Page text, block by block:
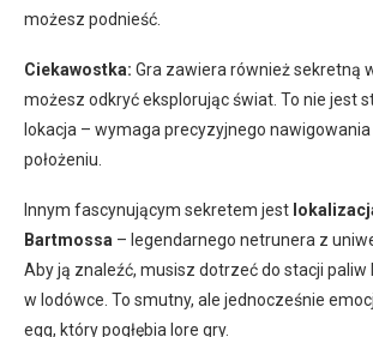
możesz podnieść.
Ciekawostka: Gra zawiera również sekretną
możesz odkryć eksplorując świat. To nie jest
lokacja – wymaga precyzyjnego nawigowania
położeniu.
Innym fascynującym sekretem jest
Bartmossa – legendarnego netrunera z
Aby ją znaleźć, musisz dotrzeć do stacji paliw
w lodówce. To smutny, ale jednocześnie
egg, który pogłębia lore gry.